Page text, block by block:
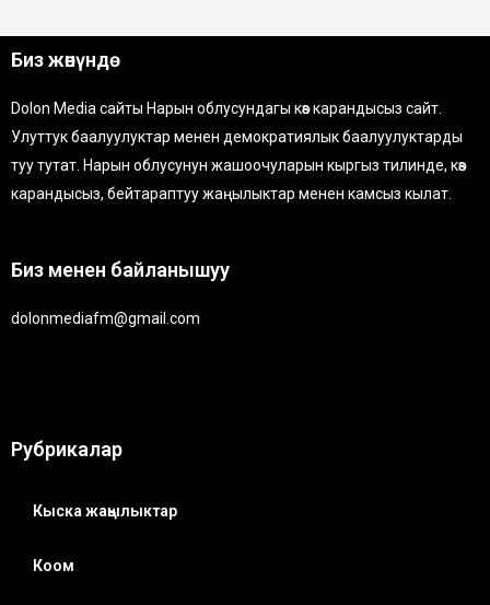
Биз жөнүндө
Dolon Media сайты Нарын облусундагы көз карандысыз сайт.
Улуттук баалуулуктар менен демократиялык баалуулуктарды
туу тутат. Нарын облусунун жашоочуларын кыргыз тилинде, көз
карандысыз, бейтараптуу жаңылыктар менен камсыз кылат.
Биз менен байланышуу
dolonmediafm@gmail.com
Рубрикалар
Кыска жаңылыктар
Коом